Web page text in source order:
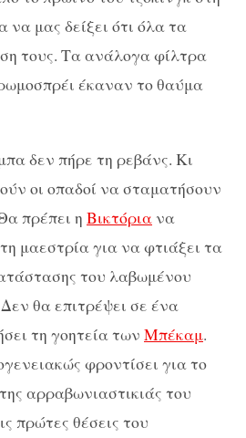
να μας δείξει ότι όλα τα
τους. Τα ανάλογα φίλτρα
έκαναν το θαύμα
δεν πήρε τη ρεβάνς. Κι
οι οπαδοί να σταματήσουν
πρέπει η Βικτόριανα
μαεστρία για να φτιάξει τα
του λαβωμένου
θα επιτρέψει σε ένα
τη γοητεία των Μπέκαμ.
φροντίσει για το
αρραβωνιαστικιάς του
πρώτες θέσεις του